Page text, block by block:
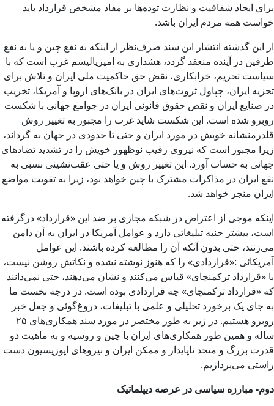
برای ایجاد شفافیت و نظارت توده‌ها بر مفاد مشخص قرارداد باید
خواست همه مردم ایران باشد.
از این گذشته انتشار این سند صرف‌نظر از اینکه به نفع چین و یا به نفع
طرفین در آینده منعقد گردد، هشداری به امپریالیسم غرب است که با
سیاست تحریم، خرابکاری، نقض حق حاکمیت ملی ایران و تلاش برای
تجزیه ایران، چپاول ثروت‌های ایران در بانک‌های اروپا و آمریکا، تخریب
در صنایع ایران و نقض حقوق قانونی ایران در جوامع جهانی با شکست
روبرو شده است. این شکست شاید غرب را مجبور به تغییر روش
قلدرمنشانه خویش در مورد ایران و حتی تا حدودی در جهان به گرداند،
زیرا مجبور است که نیروی رقیب نوظهور خویش را در تشدید تضادهای
جهانی به حساب آورد. این تغییر روش و یا حتی عقب‌نشینی نسبی به
نفع ایران در مذاکرات مشترک با چین خواهد بود، زیرا به تقویت مواضع
ایران منجر خواهد شد.
اینکه موجی از اعتراض در شبکه مجازی بر ضد این «قرارداد» درگرفته
است، بیشتر جنبه تبلیغاتی دارد و عوامل آمریکا در ایران به آن دامن
می‌زنند، حتی بدون آنکه آن را مطالعه کرده باشند. این عوامل
آمریکائی :«قراردادی» را که هنوز نوشته نشده و نکاتش روشن نیست،
با «قرارداد ترکمنچای» قیاس می‌کنند و نشان می‌دهند، حتی نمی‌دانند
که «قرارداد ترکمنچای» چه قراردادی بوده است. در درجه نخست ما
به جای یک برخورد تحلیلی و علمی با تبلیغات، دروغ‌گوئی و جعل خبر
روبرو هستیم. در زیر به طور مختصر در مورد سند همکاری‌های ۲۵
ساله و همین طور همکاری‌های ایران با چین و روسیه و به ماهیت دو
قدرت بزرگ و متحد ناپایدار و ممکن ایران و نیروهای اپوزیسیون دست
راستی می‌پردازیم.
دوم- مبارزه سیاسی در عرصه دیپلماتیک